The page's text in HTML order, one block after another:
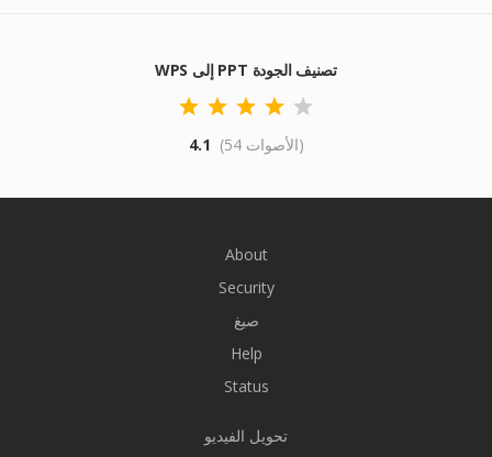
WPS إلى PPT تصنيف الجودة
4.1 (54 الأصوات)
About
Security
صيغ
Help
Status
تحويل الفيديو